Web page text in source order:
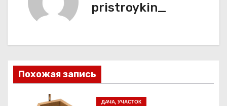
и
я
pristroykin_
Похожая запись
ДАЧА, УЧАСТОК